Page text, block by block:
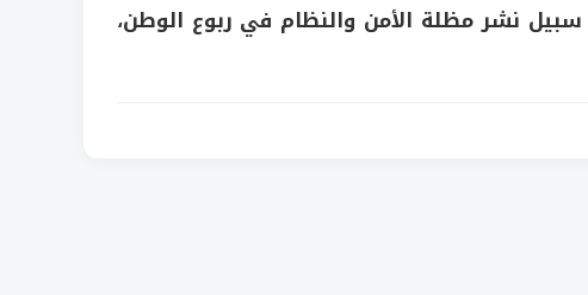
سبيل نشر مظلة الأمن والنظام في ربوع الوطن،